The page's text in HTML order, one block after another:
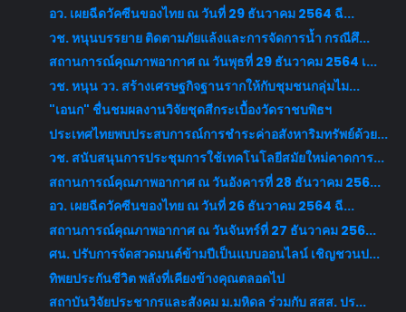
อว. เผยฉีดวัคซีนของไทย ณ วันที่ 29 ธันวาคม 2564 ฉี...
วช. หนุนบรรยาย ติดตามภัยแล้งและการจัดการน้ำ กรณีศึ...
สถานการณ์คุณภาพอากาศ ณ วันพุธที่ 29 ธันวาคม 2564 เ...
วช. หนุน วว. สร้างเศรษฐกิจฐานรากให้กับชุมชนกลุ่มไม...
"เอนก" ชื่นชมผลงานวิจัยชุดสีกระเบื้องวัดราชบพิธฯ
ประเทศไทยพบประสบการณ์การชำระค่าอสังหาริมทรัพย์ด้วย...
วช. สนับสนุนการประชุมการใช้เทคโนโลยีสมัยใหม่คาดการ...
สถานการณ์คุณภาพอากาศ ณ วันอังคารที่ 28 ธันวาคม 256...
อว. เผยฉีดวัคซีนของไทย ณ วันที่ 26 ธันวาคม 2564 ฉี...
สถานการณ์คุณภาพอากาศ ณ วันจันทร์ที่ 27 ธันวาคม 256...
ศน. ปรับการจัดสวดมนต์ข้ามปีเป็นแบบออนไลน์ เชิญชวนป...
ทิพยประกันชีวิต พลังที่เคียงข้างคุณตลอดไป
สถาบันวิจัยประชากรและสังคม ม.มหิดล ร่วมกับ สสส. ปร...